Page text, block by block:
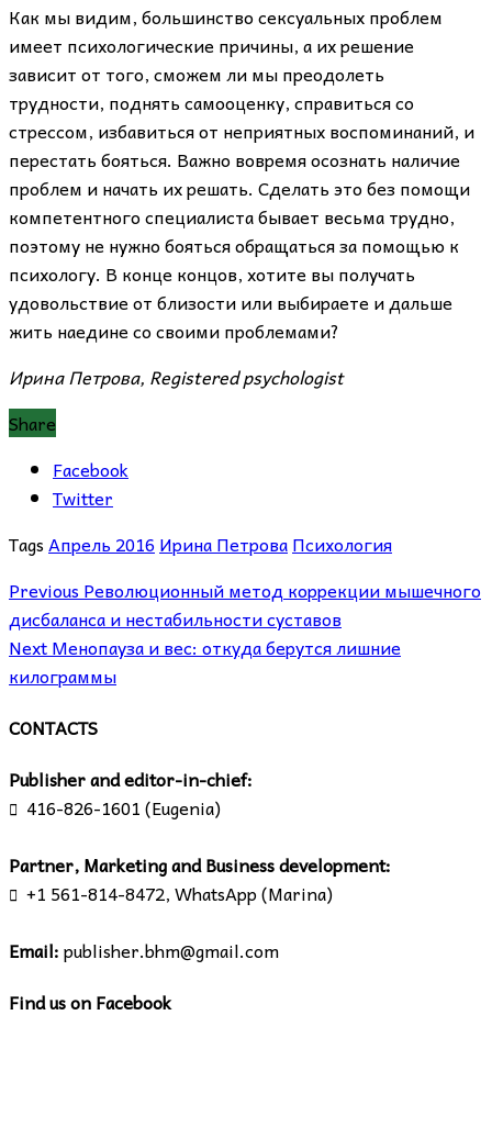
Как мы видим, большинство сексуальных проблем
имеет психологические причины, а их решение
зависит от того, сможем ли мы преодолеть
трудности, поднять самооценку, справиться со
стрессом, избавиться от неприятных воспоминаний, и
перестать бояться. Важно вовремя осознать наличие
проблем и начать их решать. Сделать это без помощи
компетентного специалиста бывает весьма трудно,
поэтому не нужно бояться обращаться за помощью к
психологу. В конце концов, хотите вы получать
удовольствие от близости или выбираете и дальше
жить наедине со своими проблемами?
Ирина Петрова, Registered psychologist
Share
Facebook
Twitter
TagsАпрель 2016 Ирина ПетроваПсихология
Previous Революционный метод коррекции мышечного
дисбаланса и нестабильности суставов
NextМенопауза и вес: откуда берутся лишние
килограммы
CONTACTS
Publisher and editor-in-chief:
 416-826-1601 (Eugenia)
Partner, Marketing and Business development:
 +1 561-814-8472, WhatsApp (Marina)
Email:publisher.bhm@gmail.com
Find us on Facebook